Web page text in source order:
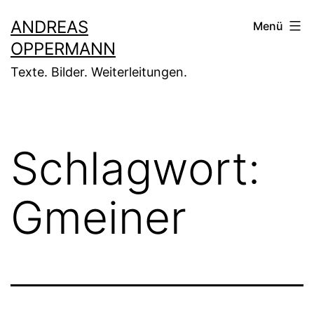
Inhalt
springen
ANDREAS
OPPERMANN
Texte. Bilder. Weiterleitungen.
Menü
Schlagwort:
Gmeiner